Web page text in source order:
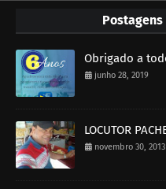
Obrigado a
junho 28, 2019
LOCUTOR
novembro 30, 2013